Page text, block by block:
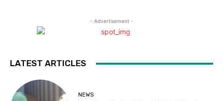
- Advertisement -
LATEST ARTICLES
NEWS